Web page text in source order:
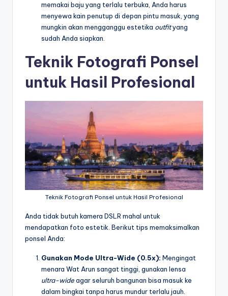
memakai baju yang terlalu terbuka, Anda harus
menyewa kain penutup di depan pintu masuk, yang
mungkin akan mengganggu estetika outfityang
sudah Anda siapkan.
Teknik Fotografi Ponsel
untuk Hasil Profesional
Teknik Fotografi Ponsel untuk Hasil Profesional
Anda tidak butuh kamera DSLR mahal untuk
mendapatkan foto estetik. Berikut tips memaksimalkan
ponsel Anda:
Gunakan Mode Ultra-Wide (0.5x): Mengingat
menara Wat Arun sangat tinggi, gunakan lensa
ultra-wideagar seluruh bangunan bisa masuk ke
dalam bingkai tanpa harus mundur terlalu jauh.